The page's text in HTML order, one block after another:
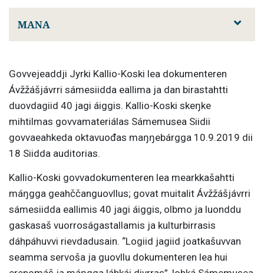
MANA
Govvejeaddji Jyrki Kallio-Koski lea dokumenteren
Ávžžášjávrri sámesiidda eallima ja dan birastahtti
duovdagiid 40 jagi áiggis. Kallio-Koski skeŋke
mihtilmas govvamateriálas Sámemusea Siidii
govvaeahkeda oktavuođas maŋŋebárgga 10.9.2019 dii
18 Siidda auditorias.
Kallio-Koski govvadokumenteren lea mearkkašahtti
máŋgga geahččanguovllus; govat muitalit Ávžžášjávrri
sámesiidda eallimis 40 jagi áiggis, olbmo ja luonddu
gaskasaš vuorroságastallamis ja kulturbirrasis
dáhpáhuvvi rievdadusain. “Logiid jagiid joatkašuvvan
seamma servoša ja guovllu dokumenteren lea hui